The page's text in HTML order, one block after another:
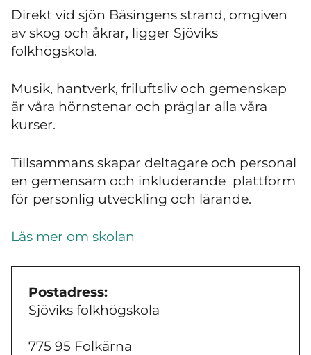
Direkt vid sjön Bäsingens strand, omgiven
av skog och åkrar, ligger Sjöviks
folkhögskola.
Musik, hantverk, friluftsliv och gemenskap
är våra hörnstenar och präglar alla våra
kurser.
Tillsammans skapar deltagare och personal
en gemensam och inkluderande plattform
för personlig utveckling och lärande.
Läs mer om skolan
Postadress:
Sjöviks folkhögskola
775 95 Folkärna